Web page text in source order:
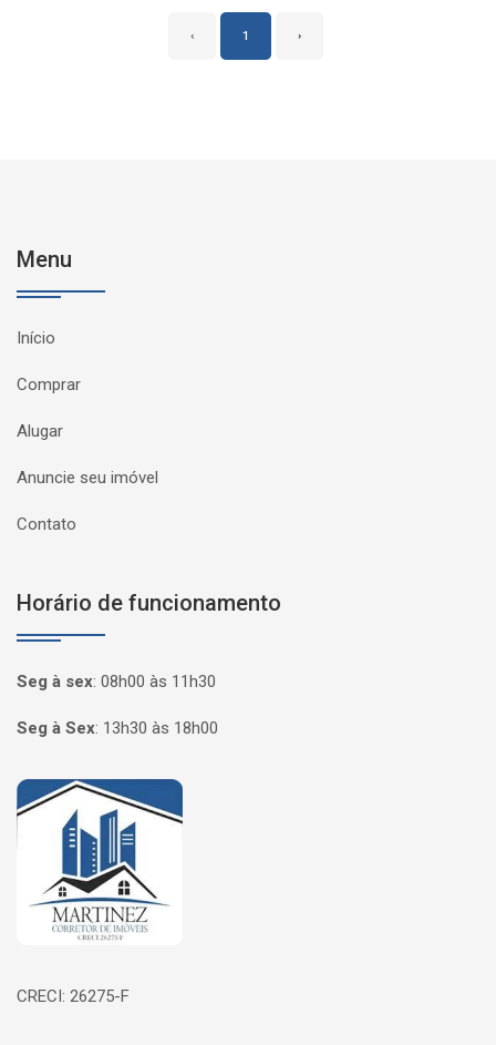
‹ 1 ›
Menu
Início
Comprar
Alugar
Anuncie seu imóvel
Contato
Horário de funcionamento
Seg à sex: 08h00 às 11h30
Seg à Sex: 13h30 às 18h00
Página inicial
CRECI: 26275-F